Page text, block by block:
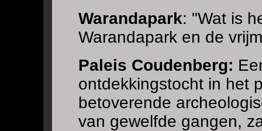
Warandapark: "Wat is
Warandapark en de
Paleis Coudenberg:
ontdekkingstocht in het
betoverende
van gewelfde gangen,